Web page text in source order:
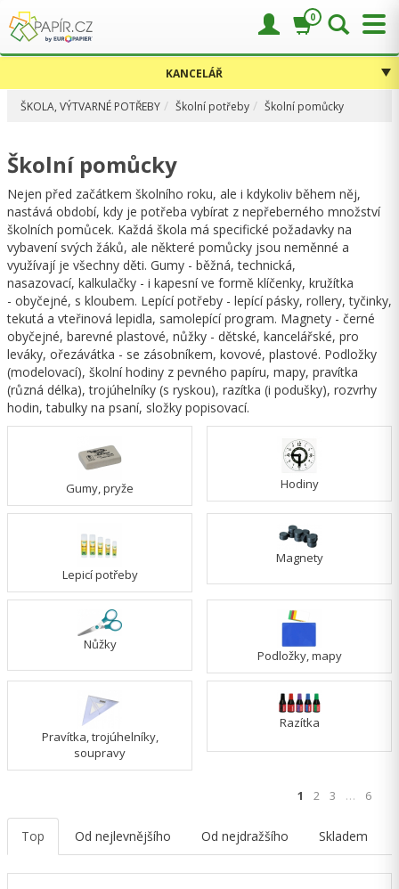
KANCELÁŘ
ŠKOLA, VÝTVARNÉ POTŘEBY Školní potřeby Školní pomůcky
Školní pomůcky
Nejen před začátkem školního roku, ale i kdykoliv během něj,
nastává období, kdy je potřeba vybírat z nepřeberného množství
školních pomůcek. Každá škola má specifické požadavky na
vybavení svých žáků, ale některé pomůcky jsou neměnné a
využívají je všechny děti. Gumy - běžná, technická,
nasazovací, kalkulačky - i kapesní ve formě klíčenky, kružítka
- obyčejné, s kloubem. Lepící potřeby - lepící pásky, rollery, tyčinky,
tekutá a vteřinová lepidla, samolepící program. Magnety - černé
obyčejné, barevné plastové, nůžky - dětské, kancelářské, pro
leváky, ořezávátka - se zásobníkem, kovové, plastové. Podložky
(modelovací), školní hodiny z pevného papíru, mapy, pravítka
(různá délka), trojúhelníky (s ryskou), razítka (i podušky), rozvrhy
hodin, tabulky na psaní, složky popisovací.
Gumy, pryže Hodiny
Lepicí potřeby
Magnety
Nůžky
Podložky, mapy
Pravítka, trojúhelníky,
soupravy
Razítka
1 2 3 … 6
Top Od nejlevnějšího Od nejdražšího Skladem
0